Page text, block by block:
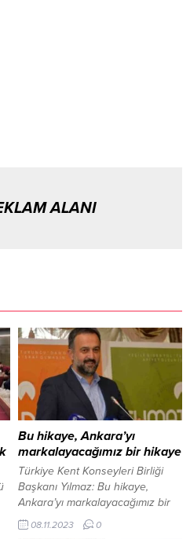
ALANI
Bu hikaye, Ankara’yı
markalayacağımız bir hikaye
Türkiye Kent Konseyleri Birliği
Başkanı Yılmaz: Bu hikaye,
Ankara’yı markalayacağımız bir
hikaye ANKARA – BHA Türkiye
Kent Konseyleri Birliği ve Ankara
08.11.2023 0